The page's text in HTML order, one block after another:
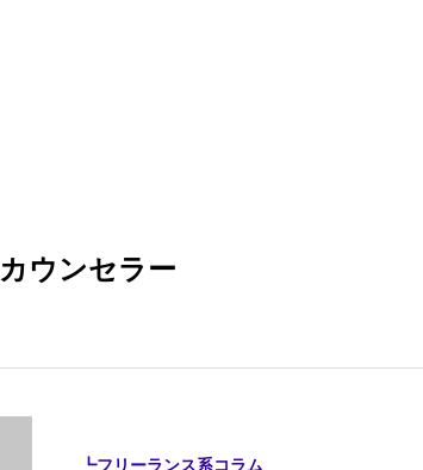
ウンセラー
┗フリーランス系コラム